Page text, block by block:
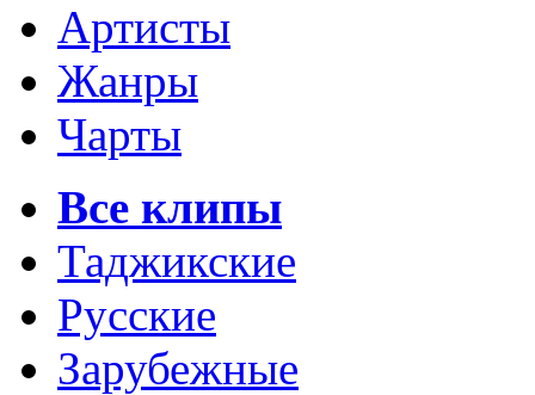
Артисты
Жанры
Чарты
Все клипы
Таджикские
Русские
Зарубежные